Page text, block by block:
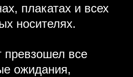
плакатах и всех
носителях.
превзошел все
ожидания,